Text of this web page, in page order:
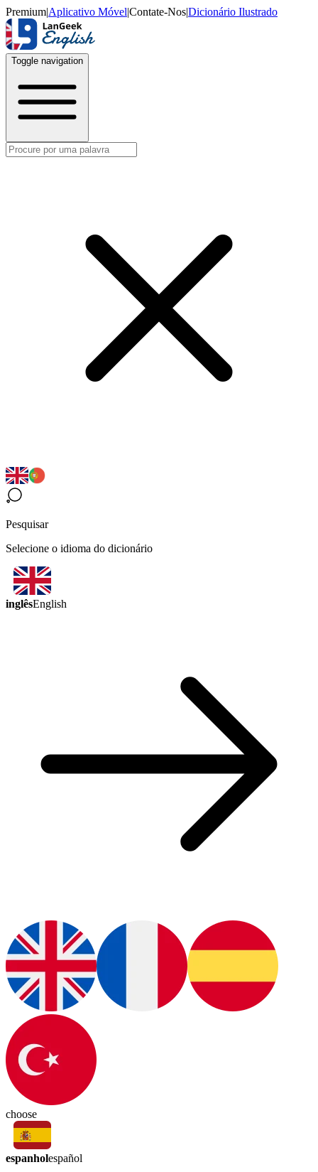
Premium|Aplicativo Móvel|Contate-Nos|Dicionário Ilustrado
Toggle navigation
Pesquisar
Selecione o idioma do dicionário
inglêsEnglish
choose
espanholespañol